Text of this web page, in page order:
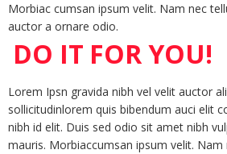
Morbiac cumsan ipsum velit. Nam nec
auctor a ornare odio.
DO IT FOR YOU!
Lorem Ipsn gravida nibh vel velit auctor
sollicitudinlorem quis bibendum auci elit
nibh id elit. Duis sed odio sit amet nibh
mauris. Morbiaccumsan ipsum velit.